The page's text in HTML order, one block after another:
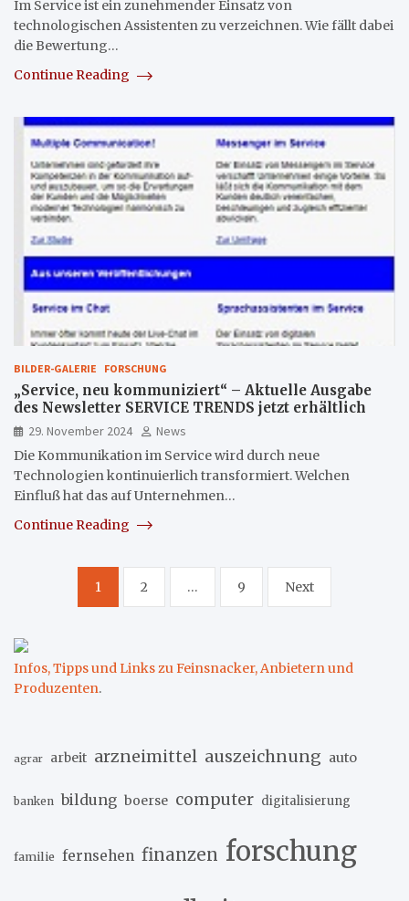
Im Service ist ein zunehmender Einsatz von
technologischen Assistenten zu verzeichnen. Wie fällt dabei
die Bewertung…
Continue Reading
BILDER-GALERIE FORSCHUNG
„Service, neu kommuniziert“ – Aktuelle Ausgabe
des Newsletter SERVICE TRENDS jetzt erhältlich
29. November 2024
News
Die Kommunikation im Service wird durch neue
Technologien kontinuierlich transformiert. Welchen
Einfluß hat das auf Unternehmen…
Continue Reading
Seitennummerierung
Beiträge
1 2 … 9 Next
Infos, Tipps und Links zu Feinsnacker, Anbietern und
Produzenten.
agrar arbeit arzneimittel auszeichnung auto
banken bildung boerse computer digitalisierung
familie fernsehen finanzen forschung